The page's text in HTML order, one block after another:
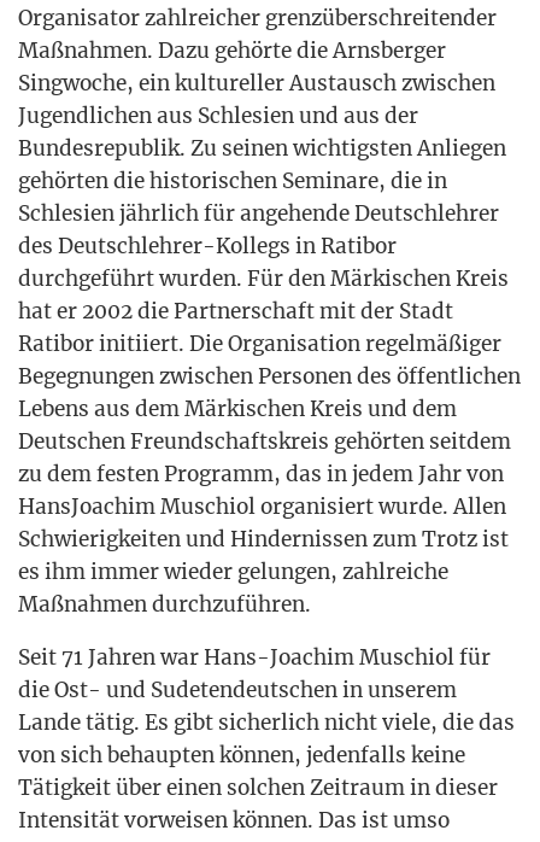
Orga­ni­sa­tor zahl­rei­cher grenz­über­schrei­ten­der
Maß­nah­men. Dazu gehör­te die Arns­ber­ger
Sing­wo­che, ein kul­tu­rel­ler Aus­tausch zwi­schen
Jugend­li­chen aus Schle­si­en und aus der
Bun­des­re­pu­blik. Zu sei­nen wich­tigs­ten Anlie­gen
gehör­ten die his­to­ri­schen Semi­na­re, die in
Schle­si­en jähr­lich für ange­hen­de Deutsch­leh­rer
des Deutsch­leh­rer-Kol­legs in Rati­bor
durch­ge­führt wur­den. Für den Mär­ki­schen Kreis
hat er 2002 die Part­ner­schaft mit der Stadt
Rati­bor initi­iert. Die Orga­ni­sa­ti­on regel­mä­ßi­ger
Begeg­nun­gen zwi­schen Per­so­nen des öffent­li­chen
Lebens aus dem Mär­ki­schen Kreis und dem
Deut­schen Freund­schafts­kreis gehör­ten seit­dem
zu dem fes­ten Pro­gramm, das in jedem Jahr von
Hans­Joachim Muschi­ol orga­ni­siert wur­de. Allen
Schwie­rig­kei­ten und Hin­der­nis­sen zum Trotz ist
es ihm immer wie­der gelun­gen, zahl­rei­che
Maß­nah­men durchzuführen.
Seit 71 Jah­ren war Hans-Joa­chim Muschi­ol für
die Ost- und Sude­ten­deut­schen in unse­rem
Lan­de tätig. Es gibt sicher­lich nicht vie­le, die das
von sich behaup­ten kön­nen, jeden­falls kei­ne
Tätig­keit über einen sol­chen Zeit­raum in die­ser
Inten­si­tät vor­wei­sen kön­nen. Das ist umso